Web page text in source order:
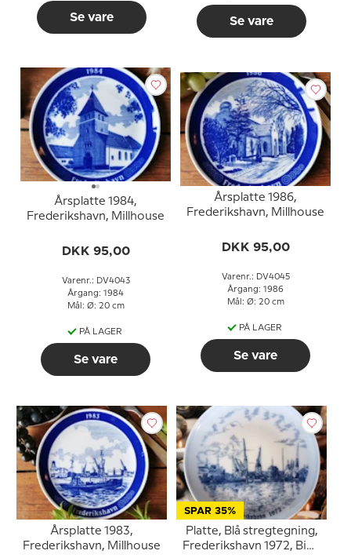
Se vare Se vare
Årsplatte 1984,
Frederikshavn, Millhouse
DKK 95,00
Varenr.: DV4043
Årgang: 1984
Mål: Ø: 20 cm
PÅ LAGER
Se vare
Årsplatte 1986,
Frederikshavn, Millhouse
DKK 95,00
Varenr.: DV4045
Årgang: 1986
Mål: Ø: 20 cm
PÅ LAGER
Se vare
Årsplatte 1983,
Frederikshavn, Millhouse
SPAR 35%
Platte, Blå stregtegning,
Frederikshavn 1972, Bing